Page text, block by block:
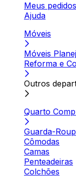
Meus pedidos
Ajuda
Móveis
Móveis
Reforma e
Outros
Quarto
Guarda-
Cômodas
Camas
Penteadeiras
Colchões